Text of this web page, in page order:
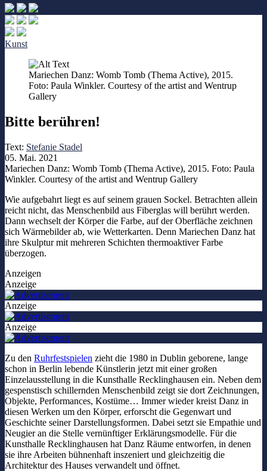
Kunst
Mariechen Danz: Womb Tomb (Thema Active), 2015.
Foto: Paula Winkler. Courtesy of the artist and Wentrup
Gallery
Bitte berühren!
Text: Stefanie Stadel
05. Mai. 2021
Mariechen Danz: Womb Tomb (Thema Active), 2015. Foto: Paula
Winkler. Courtesy of the artist and Wentrup Gallery
Wie aufgebahrt liegt es auf seinem grauen Sockel. Betrachten allein
reicht nicht, das Menschenbild aus Fiberglas will berührt werden.
Dann wechselt der Körper die Farbe, auf der Oberfläche zeichnen
sich Wärmebilder ab, wie Wetterkarten. Denn Mariechen Danz hat
ihre Skulptur mit mehreren Schichten thermoaktiver Farbe
überzogen.
Anzeigen
Anzeige
Anzeige
Anzeige
Zu den Ruhrfestspielen zieht die 1980 in Dublin geborene, lange
schon in Berlin lebende Künstlerin jetzt mit einer großen
Einzelausstellung in die Kunsthalle Recklinghausen ein. Neben dem
gespenstisch schillernden Menschenbild zeigt sie dort Zeichnungen,
Objekte, Performances, Kostüme… Immer wieder kreist Danz in
diesen Werken um den Körper, erforscht die Gegenwart und
Geschichte seiner Darstellungsformen. Dabei setzt sie Empathie und
Neugier an die Stelle vernünftiger Erklärungsmodelle. Für die
Kunsthalle Recklinghausen hat Danz Räume entworfen, in denen
sie ihre Arbeiten bühnenhaft inszeniert und gleichzeitig die
Architektur des Hauses verwandelt und öffnet.